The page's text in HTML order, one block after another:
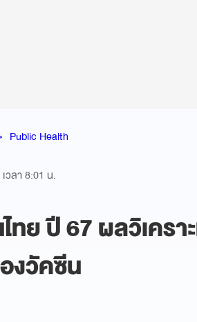
Public Health
วลา 8:01 น.
ทย ปี 67 ผลวิเคร
งวัคซีน